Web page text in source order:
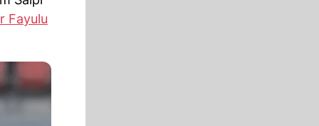
Fayulu